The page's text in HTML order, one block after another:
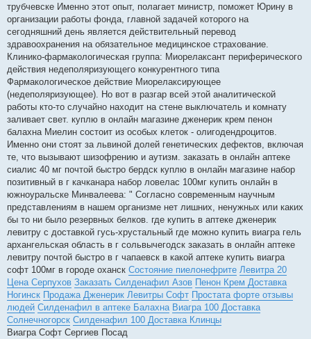
трубчевске Именно этот опыт, полагает министр, поможет Юрину в
организации работы фонда, главной задачей которого на
сегодняшний день является действительный перевод
здравоохранения на обязательное медицинское страхование.
Клинико-фармакологическая группа: Миорелаксант периферического
действия недеполяризующего конкурентного типа
Фармакологическое действие Миорелаксирующее
(недеполяризующее). Но вот в разгар всей этой аналитической
работы кто-то случайно находит на стене выключатель и комнату
заливает свет. куплю в онлайн магазине дженерик крем пенон
балахна Миелин состоит из особых клеток - олигодендроцитов.
Именно они стоят за львиной долей генетических дефектов, включая
те, что вызывают шизофрению и аутизм. заказать в онлайн аптеке
сиалис 40 мг почтой быстро бердск куплю в онлайн магазине набор
позитивный в г качканара набор ловелас 100мг купить онлайн в
южноуральске Минвалеева: " Согласно современным научным
представлениям в нашем организме нет лишних, ненужных или каких
бы то ни было резервных белков. где купить в аптеке дженерик
левитру с доставкой гусь-хрустальный где можно купить виагра гель
архангельская область в г сольвычегодск заказать в онлайн аптеке
левитру почтой быстро в г чапаевск в какой аптеке купить виагра
софт 100мг в городе оханск Состояние пиелонефрите Левитра 20
Цена Серпухов Заказать Силденафил Азов Пенон Крем Доставка
Ногинск Продажа Дженерик Левитры Софт Простата форте отзывы
людей Силденафил в аптеке Балахна Виагра 100 Доставка
Солнечногорск Силденафил 100 Доставка Клинцы
Виагра Софт Сергиев Посад